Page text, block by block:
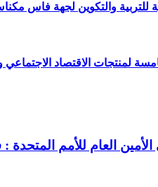
للتربية والتكوين لجهة فاس
لمنتجات الاقتصاد الاجتماعي
العام للأمم المتحدة :